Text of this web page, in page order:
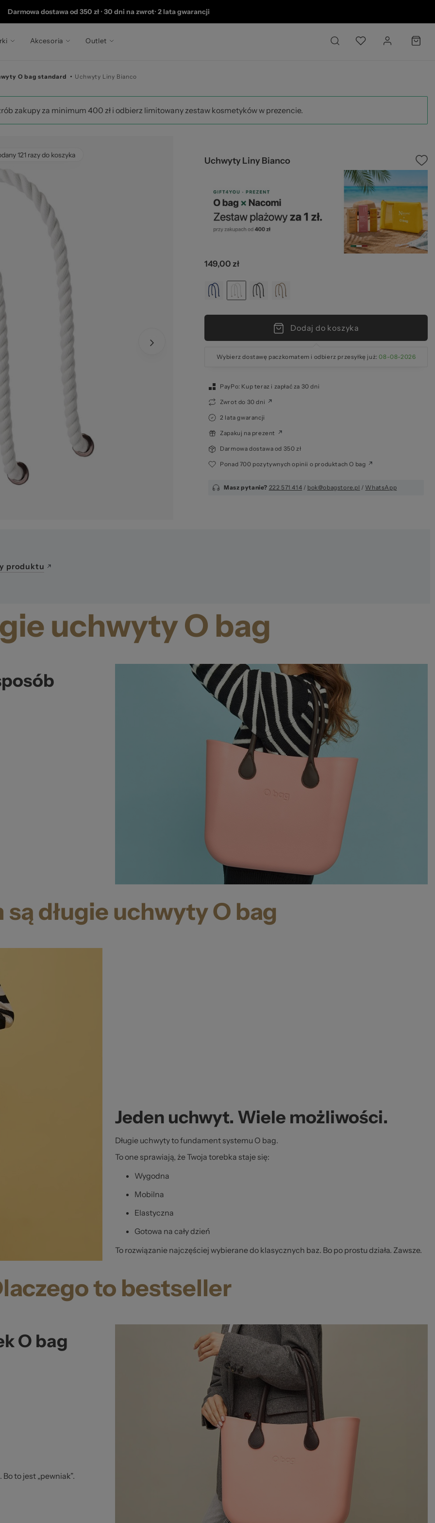
Darmowa dostawa od 350 zł •30 dni na zwrot•2 lata gwarancji
Akcesoria Outlet
O bag standard Uchwyty Liny Bianco
zakupy za minimum 400 zł i odbierz limitowany zestaw kosmetyków w prezencie.
121 razy do koszyka
Uchwyty Liny Bianco
149,00 zł
Dodaj do koszyka
Wybierz dostawę paczkomatem i odbierz przesyłkę już:08-08-2026
PayPo: Kup teraz i zapłać za 30 dni
Zwrot do 30 dni
2 lata gwarancji
Zapakuj na prezent
Darmowa dostawa od 350 zł
Ponad 700 pozytywnych opinii o produktach O bag
Masz pytanie? 222 571 414 / bok@obagstore.pl / WhatsApp
uchwyty O bag
są długie uchwyty O bag
Jeden uchwyt. Wiele możliwości.
Długie uchwyty to fundament systemu O bag.
To one sprawiają, że Twoja torebka staje się:
Wygodna
Mobilna
Elastyczna
Gotowa na cały dzień
To rozwiązanie najczęściej wybierane do klasycznych baz. Bo po prostu działa. Zawsze.
to bestseller
O bag
to jest „pewniak”.
produktu